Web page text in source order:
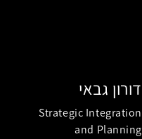
דורון גבאי
Strategic Integration
and Planning